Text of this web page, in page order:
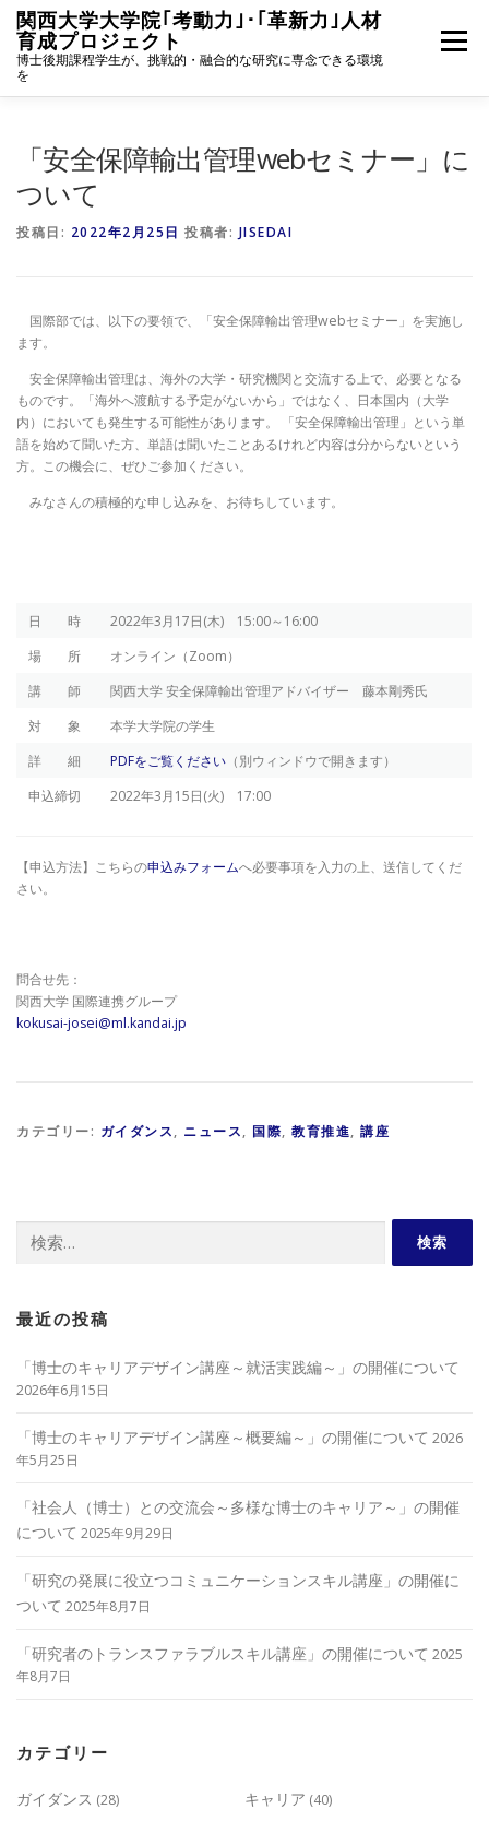
ツ
関西大学大学院｢考動力｣･｢革新力｣人材
育成プロジェクト
博士後期課程学生が、挑戦的・融合的な研究に専念できる環境
を
メニュー
「安全保障輸出管理webセミナー」に
ついて
投稿日: 2022年2月25日 投稿者: JISEDAI
国際部では、以下の要領で、「安全保障輸出管理webセミナー」を実施し
ます。
安全保障輸出管理は、海外の大学・研究機関と交流する上で、必要となる
ものです。「海外へ渡航する予定がないから」ではなく、日本国内（大学
内）においても発生する可能性があります。 「安全保障輸出管理」という単
語を始めて聞いた方、単語は聞いたことあるけれど内容は分からないという
方。この機会に、ぜひご参加ください。
みなさんの積極的な申し込みを、お待ちしています。
日 時
2022年3月17日(木) 15:00～16:00
場 所
オンライン（Zoom）
講 師
関西大学 安全保障輸出管理アドバイザー 藤本剛秀氏
対 象
本学大学院の学生
詳 細
PDFをご覧ください（別ウィンドウで開きます）
申込締切
2022年3月15日(火) 17:00
【申込方法】こちらの申込みフォームへ必要事項を入力の上、送信してくだ
さい。
問合せ先：
関西大学 国際連携グループ
kokusai-josei@ml.kandai.jp
カテゴリー: ガイダンス, ニュース, 国際, 教育推進, 講座
索:
最近の投稿
「博士のキャリアデザイン講座～就活実践編～」の開催について
2026年6月15日
「博士のキャリアデザイン講座～概要編～」の開催について 2026
年5月25日
「社会人（博士）との交流会～多様な博士のキャリア～」の開催
について 2025年9月29日
「研究の発展に役立つコミュニケーションスキル講座」の開催に
ついて 2025年8月7日
「研究者のトランスファラブルスキル講座」の開催について 2025
年8月7日
カテゴリー
ガイダンス (28) キャリア (40)